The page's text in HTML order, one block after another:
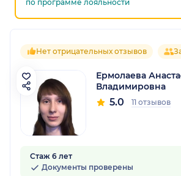
по программе лояльности
Нет отрицательных отзывов
Ермолаева
Владимировна
5.0 11 отзывов
Стаж 6 лет
Документы проверены